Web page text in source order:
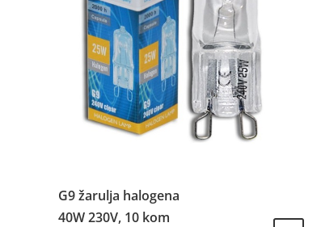
G9 žarulja halogena
40W 230V, 10 kom